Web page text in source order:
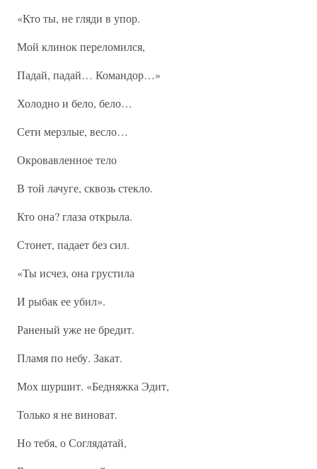
«Кто ты, не гляди в упор.
Мой клинок переломился,
Падай, падай… Командор…»
Холодно и бело, бело…
Сети мерзлые, весло…
Окровавленное тело
В той лачуге, сквозь стекло.
Кто она? глаза открыла.
Стонет, падает без сил.
«Ты исчез, она грустила
И рыбак ее убил».
Раненый уже не бредит.
Пламя по небу. Закат.
Мох шуршит. «Бедняжка Эдит,
Только я не виноват.
Но тебя, о Соглядатай,